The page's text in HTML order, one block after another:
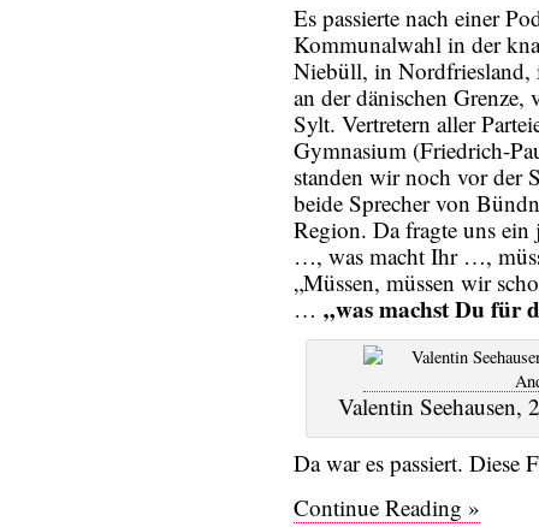
Es passierte nach einer
Kommunalwahl in der
Niebüll, in Nordfriesland,
an der dänischen
Sylt. Vertretern aller
Gymnasium (Friedrich-
standen wir noch vor der
beide Sprecher von
Region. Da fragte uns ein
…, was macht Ihr …,
„Müssen, müssen wir
… „was machst Du für
Valentin Seehausen,
Da war es passiert. Diese
Continue Reading »